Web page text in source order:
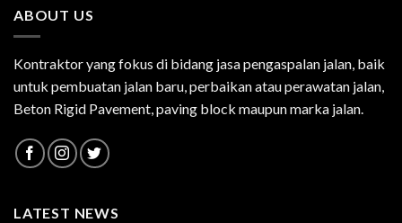
ABOUT US
Kontraktor yang fokus di bidang jasa pengaspalan jalan, baik
untuk pembuatan jalan baru, perbaikan atau perawatan jalan,
Beton Rigid Pavement, paving block maupun marka jalan.
LATEST NEWS